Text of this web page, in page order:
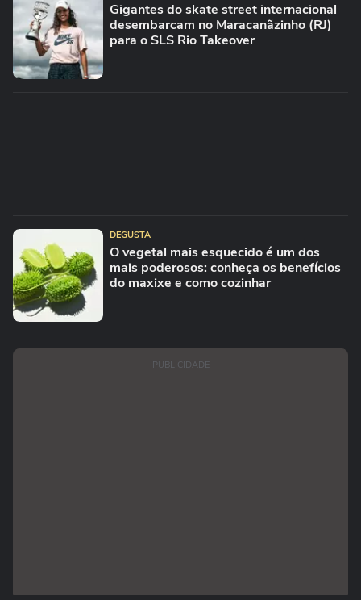
Gigantes do skate street internacional
desembarcam no Maracanãzinho (RJ)
para o SLS Rio Takeover
DEGUSTA
O vegetal mais esquecido é um dos
mais poderosos: conheça os benefícios
do maxixe e como cozinhar
PUBLICIDADE